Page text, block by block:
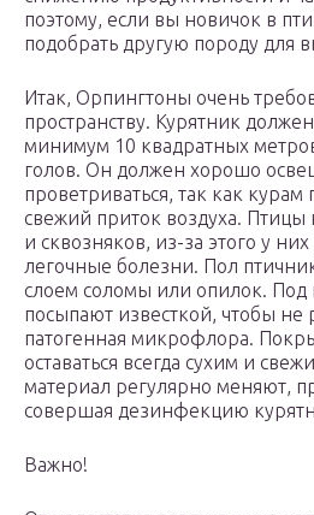
поэтому, если вы новичок в
подобрать другую породу для
Итак, Орпингтоны очень
пространству. Курятник
минимум 10 квадратных
голов. Он должен хорошо
проветриваться, так как
свежий приток воздуха. Птицы
и сквозняков, из-за этого у
легочные болезни. Пол
слоем соломы или опилок. Под
посыпают известкой, чтобы не
патогенная микрофлора.
оставаться всегда сухим и
материал регулярно меняют,
совершая дезинфекцию
Важно!